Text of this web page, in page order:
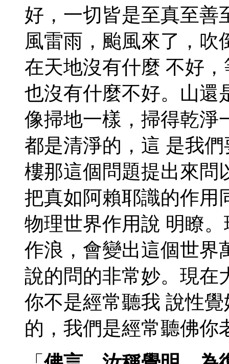
好，一切皆是至真至善
風雷雨，颱風來了，吹
在天地沒有什麼 不好
也沒有什麼不好。山還
像掃地一樣，掃得乾淨
都是清淨的，這 是我
樓那這個問題提出來問
把真如阿賴耶識的作用
物理世界作用說 明瞭
作浪，會變出這個世界
說的問的非常妙。現在
你不是經常聽我 說性
的，我們是經常聽佛你